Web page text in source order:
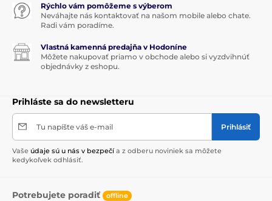
Rýchlo vám pomôžeme s výberom
Neváhajte nás kontaktovať na našom mobile alebo chate.
Radi vám poradíme.
Vlastná kamenná predajňa v Hodoníne
Môžete nakupovať priamo v obchode alebo si vyzdvihnúť
objednávky z eshopu.
Prihláste sa do newsletteru
Tu napíšte váš e-mail Prihlásiť
Vaše údaje sú u nás v bezpečí a z odberu noviniek sa môžete
kedykoľvek odhlásiť.
Potrebujete poradiť offline